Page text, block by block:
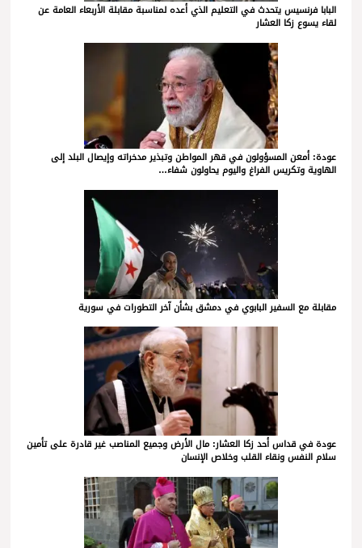
البابا فرنسيس يتحدث في التعليم الذي أعده لمناسبة مقابلة الأربعاء العامة عن
لقاء يسوع زكا العشار
عودة: أمعن المسؤولون في قهر المواطن وتبذير مدخراته وإيصال البلد إلى
الهاوية وتكريس الفراغ واليوم يحاولون شفاء…
مقابلة مع السفير البابوي في دمشق بشأن آخر التطورات في سورية
عودة في قداس أحد زكا العشار: مال الأرض وجميع المناصب غير قادرة على تأمين
سلام النفس ونقاء القلب وخلاص الإنسان